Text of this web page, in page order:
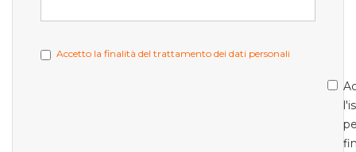
Accetto la finalità del trattamento dei dati personali